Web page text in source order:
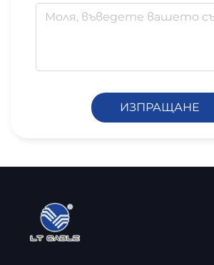
ИЗПРАЩАНЕ